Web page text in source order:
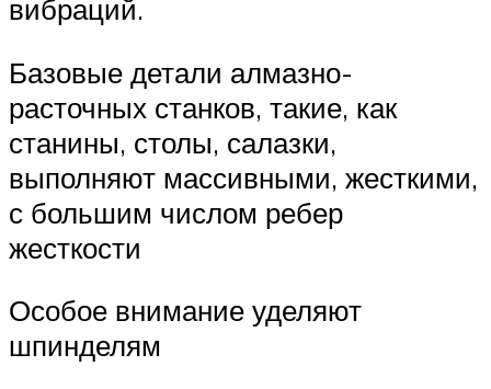
вибраций.
Базовые детали алмазно-
расточных станков, такие, как
станины, столы, салазки,
выполняют массивными, жесткими,
с большим числом ребер
жесткости
Особое внимание уделяют
шпинделям